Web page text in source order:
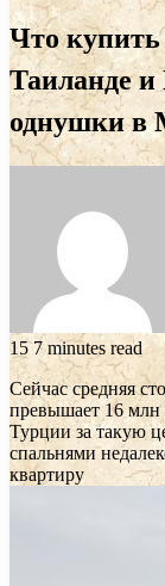
Что
Таиланде
однушки в
157 minutes read
Сейчас средняя
превышает 16 млн
Турции за такую
спальнями
квартиру